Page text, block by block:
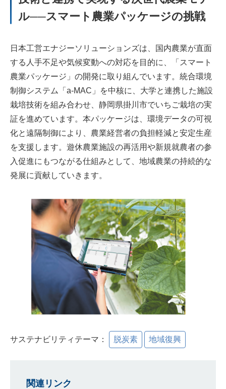
ル──スマート農業パッケージの挑戦
日本工営エナジーソリューションズは、国内農業が直面
する人手不足や気候変動への対応を目的に、「スマート
農業パッケージ」の開発に取り組んでいます。統合環境
制御システム「a-MAC」を中核に、大学と連携した施設
栽培技術を組み合わせ、静岡県掛川市でいちご栽培の実
証を進めています。本パッケージは、環境データの可視
化と遠隔制御により、農業経営者の負担軽減と安定生産
を支援します。遊休農業施設の再活用や新規就農者の参
入促進にもつながる仕組みとして、地域農業の持続的な
発展に貢献していきます。
サステナビリティテーマ： 脱炭素 地域復興
関連リンク